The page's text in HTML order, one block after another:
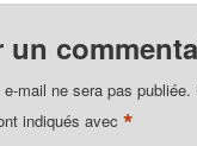
un
mail ne sera pas publiée.
indiqués avec*